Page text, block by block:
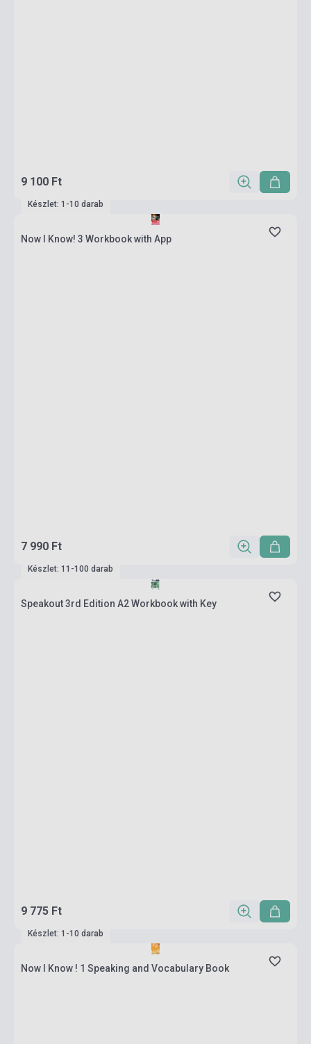
9 100 Ft
Készlet: 1-10 darab
Now I Know! 3 Workbook with App
7 990 Ft
Készlet: 11-100 darab
Speakout 3rd Edition A2 Workbook with Key
9 775 Ft
Készlet: 1-10 darab
Now I Know ! 1 Speaking and Vocabulary Book